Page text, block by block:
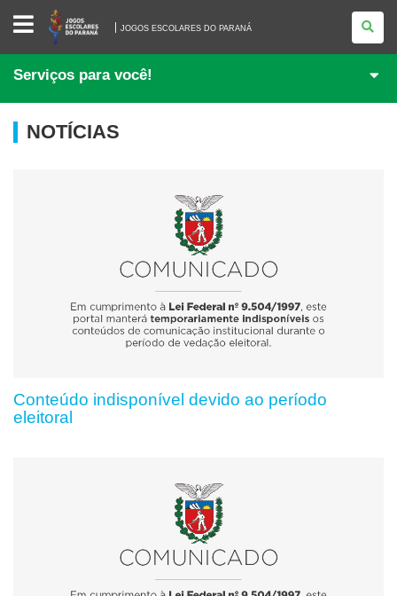
JOGOS
ESCOLARES
DO
PARANÁ
JOGOS ESCOLARES DO PARANÁ
/ 2026
Serviços para você!
NOTÍCIAS
Conteúdo indisponível devido ao período
eleitoral